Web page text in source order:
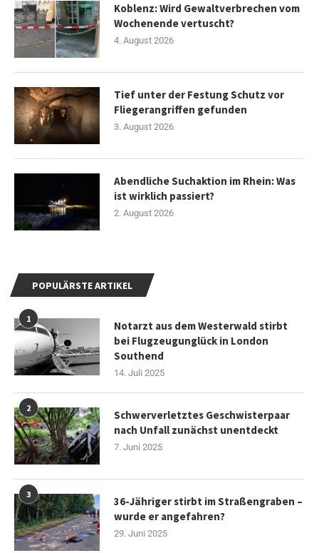
Koblenz: Wird Gewaltverbrechen vom
Wochenende vertuscht?
4. August 2026
Tief unter der Festung Schutz vor
Fliegerangriffen gefunden
3. August 2026
Abendliche Suchaktion im Rhein: Was
ist wirklich passiert?
2. August 2026
POPULÄRSTE ARTIKEL
1
Notarzt aus dem Westerwald stirbt
bei Flugzeugunglück in London
Southend
14. Juli 2025
2
Schwerverletztes Geschwisterpaar
nach Unfall zunächst unentdeckt
7. Juni 2025
3
36-Jähriger stirbt im Straßengraben –
wurde er angefahren?
29. Juni 2025